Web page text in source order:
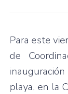
Para este
de
playa, en la